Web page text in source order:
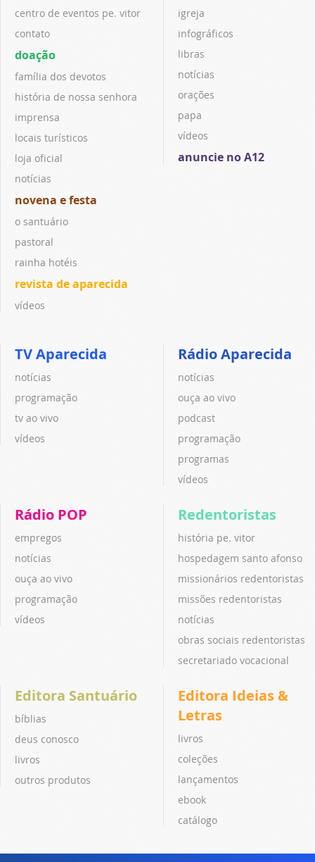
centro de eventos pe. vitor
contato
doação
família dos devotos
história de nossa senhora
imprensa
locais turísticos
loja oficial
notícias
novena e festa
o santuário
pastoral
rainha hotéis
revista de aparecida
vídeos
igreja
infográficos
libras
notícias
orações
papa
vídeos
anuncie no A12
TV Aparecida
notícias
programação
tv ao vivo
vídeos
Rádio Aparecida
notícias
ouça ao vivo
podcast
programação
programas
vídeos
Rádio POP
empregos
notícias
ouça ao vivo
programação
vídeos
Redentoristas
história pe. vitor
hospedagem santo afonso
missionários redentoristas
missões redentoristas
notícias
obras sociais redentoristas
secretariado vocacional
Editora Santuário
bíblias
deus conosco
livros
outros produtos
Editora Ideias &
Letras
livros
coleções
lançamentos
ebook
catálogo